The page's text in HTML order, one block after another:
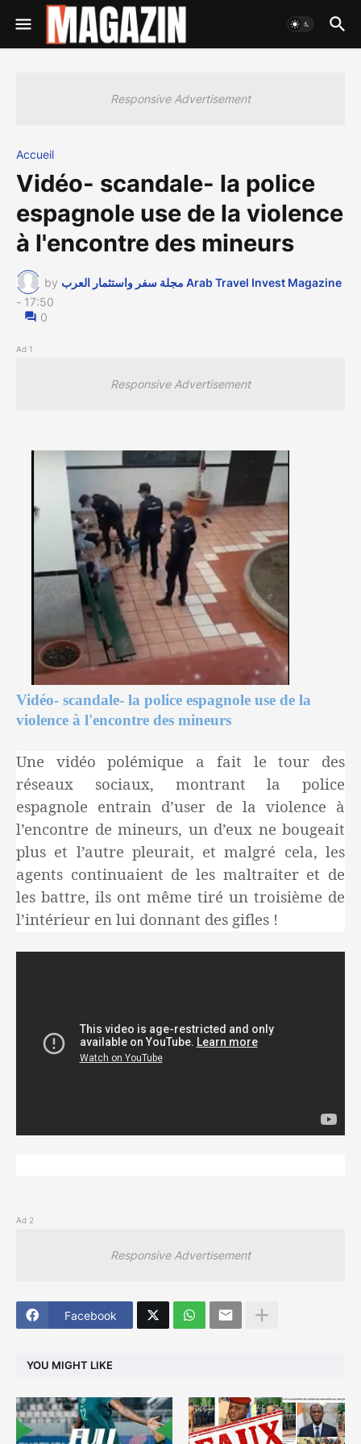
Responsive Advertisement
Accueil
Vidéo- scandale- la police
espagnole use de la violence
à l'encontre des mineurs
by
مجلة سفر واستثمار العرب Arab Travel Invest Magazine
- 17:50
0
Ad 1
Responsive Advertisement
Vidéo- scandale- la police espagnole use de la
violence à l'encontre des mineurs
Une vidéo polémique a fait le tour des
réseaux sociaux, montrant la police
espagnole entrain d’user de la violence à
l’encontre de mineurs, un d’eux ne bougeait
plus et l’autre pleurait, et malgré cela, les
agents continuaient de les maltraiter et de
les battre, ils ont même tiré un troisième de
l’intérieur en lui donnant des gifles !
Ad 2
Responsive Advertisement
Facebook
YOU MIGHT LIKE